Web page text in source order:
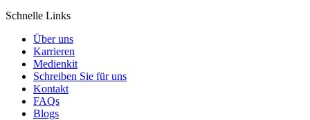
Schnelle Links
Über uns
Karrieren
Medienkit
Schreiben Sie für uns
Kontakt
FAQs
Blogs